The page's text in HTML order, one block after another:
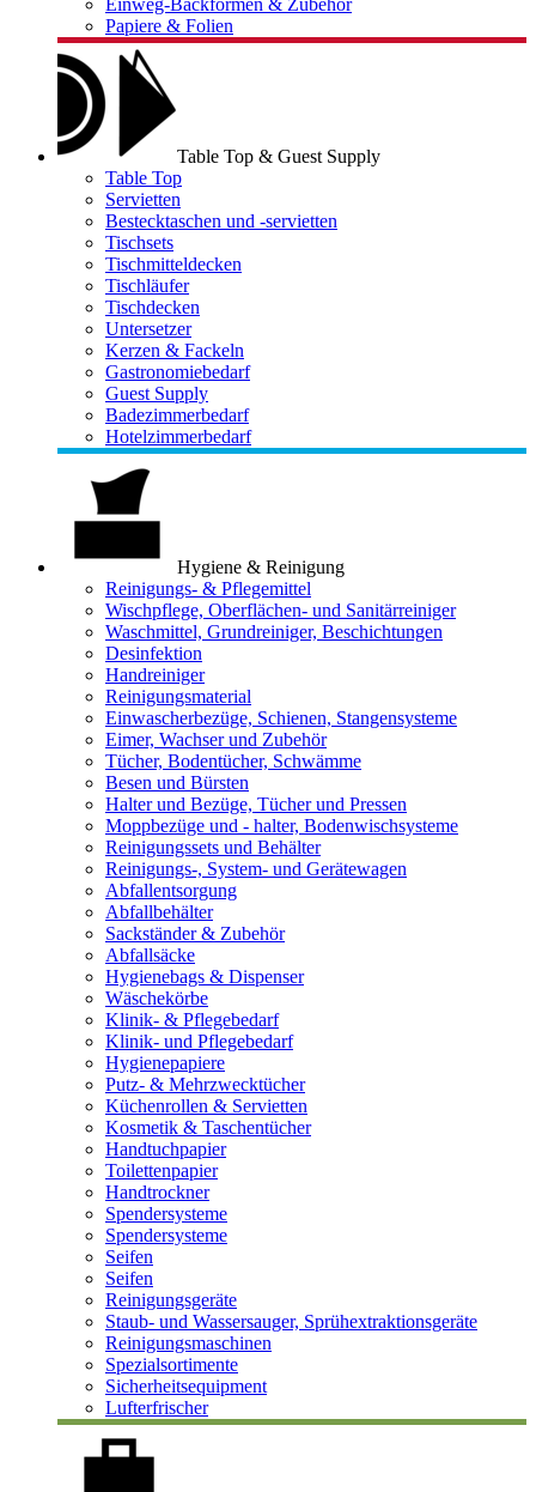
Einweg-Backformen & Zubehör
Papiere & Folien
Table Top & Guest Supply
Table Top
Servietten
Bestecktaschen und -servietten
Tischsets
Tischmitteldecken
Tischläufer
Tischdecken
Untersetzer
Kerzen & Fackeln
Gastronomiebedarf
Guest Supply
Badezimmerbedarf
Hotelzimmerbedarf
Hygiene & Reinigung
Reinigungs- & Pflegemittel
Wischpflege, Oberflächen- und Sanitärreiniger
Waschmittel, Grundreiniger, Beschichtungen
Desinfektion
Handreiniger
Reinigungsmaterial
Einwascherbezüge, Schienen, Stangensysteme
Eimer, Wachser und Zubehör
Tücher, Bodentücher, Schwämme
Besen und Bürsten
Halter und Bezüge, Tücher und Pressen
Moppbezüge und - halter, Bodenwischsysteme
Reinigungssets und Behälter
Reinigungs-, System- und Gerätewagen
Abfallentsorgung
Abfallbehälter
Sackständer & Zubehör
Abfallsäcke
Hygienebags & Dispenser
Wäschekörbe
Klinik- & Pflegebedarf
Klinik- und Pflegebedarf
Hygienepapiere
Putz- & Mehrzwecktücher
Küchenrollen & Servietten
Kosmetik & Taschentücher
Handtuchpapier
Toilettenpapier
Handtrockner
Spendersysteme
Spendersysteme
Seifen
Seifen
Reinigungsgeräte
Staub- und Wassersauger, Sprühextraktionsgeräte
Reinigungsmaschinen
Spezialsortimente
Sicherheitsequipment
Lufterfrischer